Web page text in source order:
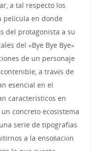
a tal respecto los
película en donde
del protagonista a su
del «Bye Bye Bye»
de un personaje
a través de
esencial en el
característicos en
concreto ecosistema
serie de tipografías
a la ensoñación